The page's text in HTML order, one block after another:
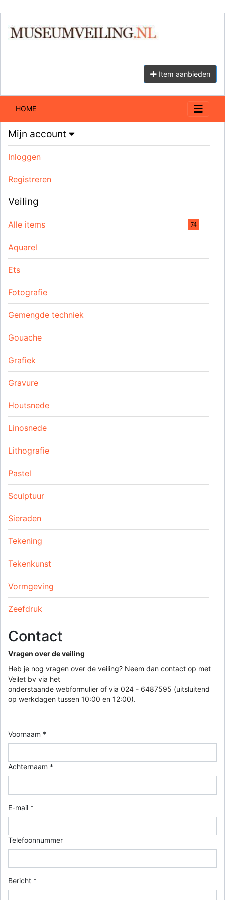
Item aanbieden
HOME
Mijn account
Inloggen
Registreren
Veiling
Alle items 74
Aquarel
Ets
Fotografie
Gemengde techniek
Gouache
Grafiek
Gravure
Houtsnede
Linosnede
Lithografie
Pastel
Sculptuur
Sieraden
Tekening
Tekenkunst
Vormgeving
Zeefdruk
Contact
Vragen over de veiling
Heb je nog vragen over de veiling? Neem dan contact op met
Veilet bv via het
onderstaande webformulier of via 024 - 6487595 (uitsluitend
op werkdagen tussen 10:00 en 12:00).
Voornaam *
Achternaam *
E-mail *
Telefoonnummer
Bericht *